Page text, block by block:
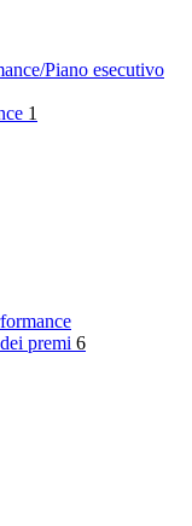
Piano esecutivo
1
premi 6